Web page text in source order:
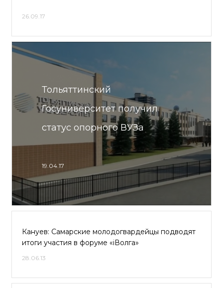
26.09.17
Тольяттинский
Госуниверситет получил
статус опорного ВУЗа
19.04.17
Кануев: Самарские молодогвардейцы подводят
итоги участия в форуме «iВолга»
28.06.13